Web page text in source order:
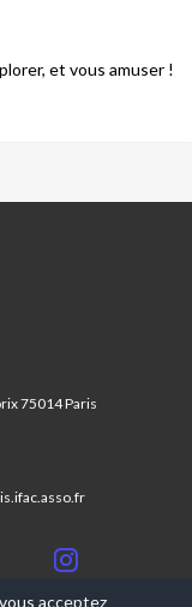
et vous amuser !
75014 Paris
acceptez